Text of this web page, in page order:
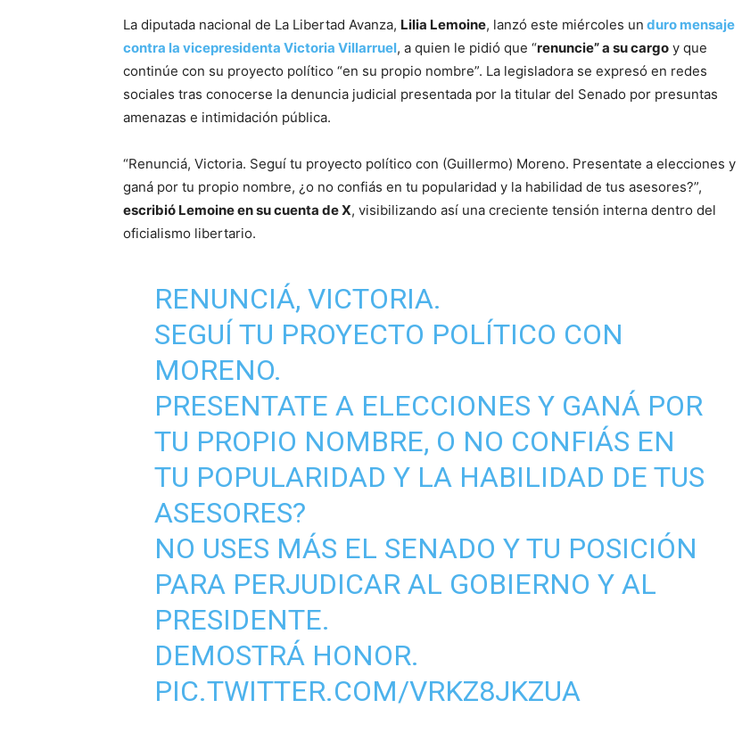
La diputada nacional de La Libertad Avanza, Lilia Lemoine, lanzó este miércoles un duro mensaje
contra la vicepresidenta Victoria Villarruel, a quien le pidió que “renuncie” a su cargo y que
continúe con su proyecto político “en su propio nombre”. La legisladora se expresó en redes
sociales tras conocerse la denuncia judicial presentada por la titular del Senado por presuntas
amenazas e intimidación pública.
“Renunciá, Victoria. Seguí tu proyecto político con (Guillermo) Moreno. Presentate a elecciones y
ganá por tu propio nombre, ¿o no confiás en tu popularidad y la habilidad de tus asesores?”,
escribió Lemoine en su cuenta de X, visibilizando así una creciente tensión interna dentro del
oficialismo libertario.
RENUNCIÁ, VICTORIA.
SEGUÍ TU PROYECTO POLÍTICO CON
MORENO.
PRESENTATE A ELECCIONES Y GANÁ POR
TU PROPIO NOMBRE, O NO CONFIÁS EN
TU POPULARIDAD Y LA HABILIDAD DE TUS
ASESORES?
NO USES MÁS EL SENADO Y TU POSICIÓN
PARA PERJUDICAR AL GOBIERNO Y AL
PRESIDENTE.
DEMOSTRÁ HONOR.
PIC.TWITTER.COM/VRKZ8JKZUA